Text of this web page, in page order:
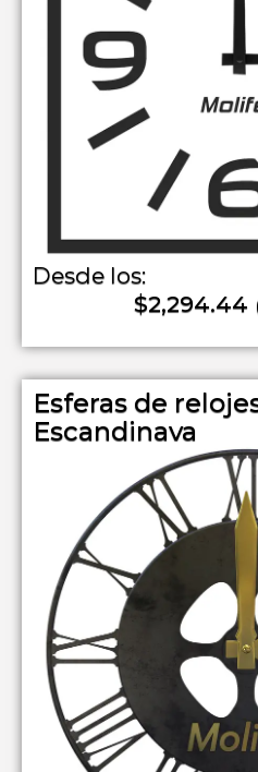
Desde los:
$2,294.44
Esferas de
Escandinava